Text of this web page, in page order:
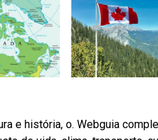
e história, o. Webguia